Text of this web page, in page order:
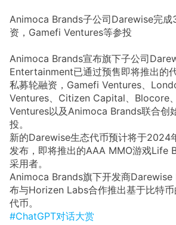
Animoca Brands子公司Darewise完成
资，Gamefi Ventures等参投
Animoca Brands宣布旗下子公司
Entertainment已通过预售即将推出的
私募轮融资，Gamefi Ventures、
Ventures、Citizen Capital、Blocore
Ventures以及Animoca Brands联合创
投。
新的Darewise生态代币预计将于2024
发布，即将推出的AAA MMO游戏Life
采用者。
Animoca Brands旗下开发商
布与Horizen Labs合作推出基于比特
代币。
#ChatGPT对话大赏